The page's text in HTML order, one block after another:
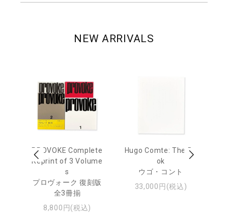
NEW ARRIVALS
PROVOKE Complete
Reprint of 3 Volume
s
プロヴォーク 復刻版
全3冊揃
8,800円(税込)
Hugo Comte: The Bo
ok
ウゴ・コント
33,000円(税込)